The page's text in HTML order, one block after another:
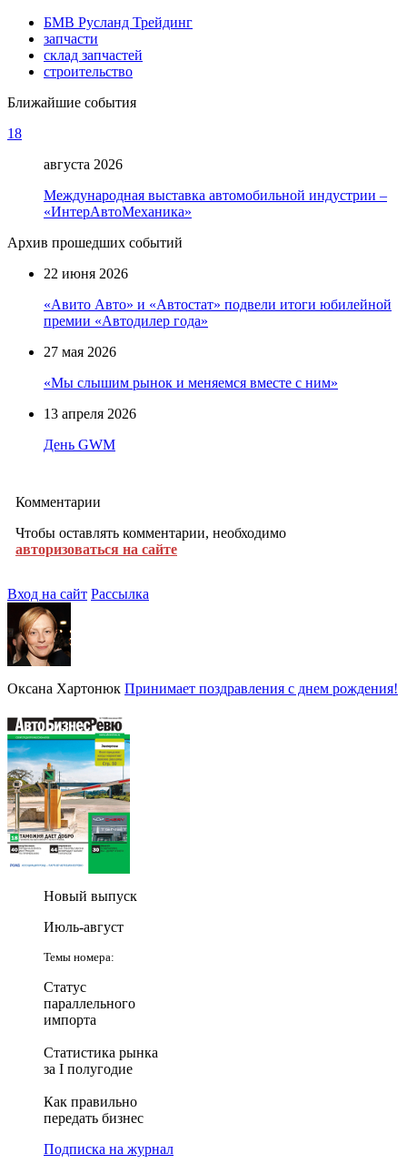
БМВ Русланд Трейдинг
запчасти
склад запчастей
строительство
Ближайшие события
18
августа 2026
Международная выставка автомобильной индустрии –
«ИнтерАвтоМеханика»
Архив прошедших событий
22 июня 2026
«Авито Авто» и «Автостат» подвели итоги юбилейной
премии «Автодилер года»
27 мая 2026
«Мы слышим рынок и меняемся вместе с ним»
13 апреля 2026
День GWM
Комментарии
Чтобы оставлять комментарии, необходимо
авторизоваться на сайте
Вход на сайт Рассылка
Оксана Хартонюк Принимает поздравления с днем рождения!
Новый выпуск
Июль-август
Темы номера:
Статус
параллельного
импорта
Статистика рынка
за I полугодие
Как правильно
передать бизнес
Подписка на журнал